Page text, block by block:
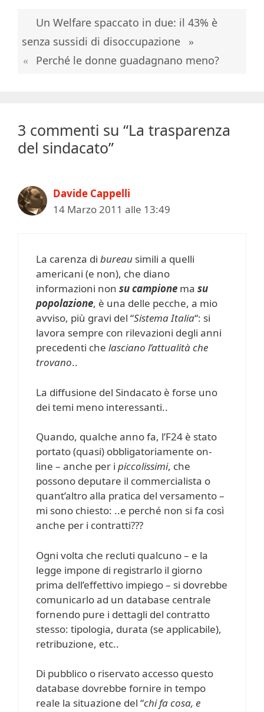
Un Welfare spaccato in due: il 43% è
senza sussidi di disoccupazione
Perché le donne guadagnano meno?
3 commenti su “La trasparenza
del sindacato”
Davide Cappelli
14 Marzo 2011 alle 13:49
La carenza di bureau simili a quelli
americani (e non), che diano
informazioni non su campione ma su
popolazione, è una delle pecche, a mio
avviso, più gravi del “Sistema Italia“: si
lavora sempre con rilevazioni degli anni
precedenti che lasciano l’attualità che
trovano..
La diffusione del Sindacato è forse uno
dei temi meno interessanti..
Quando, qualche anno fa, l’F24 è stato
portato (quasi) obbligatoriamente on-
line – anche per i piccolissimi, che
possono deputare il commercialista o
quant’altro alla pratica del versamento –
mi sono chiesto: ..e perché non si fa così
anche per i contratti???
Ogni volta che recluti qualcuno – e la
legge impone di registrarlo il giorno
prima dell’effettivo impiego – si dovrebbe
comunicarlo ad un database centrale
fornendo pure i dettagli del contratto
stesso: tipologia, durata (se applicabile),
retribuzione, etc..
Di pubblico o riservato accesso questo
database dovrebbe fornire in tempo
reale la situazione del “chi fa cosa, e